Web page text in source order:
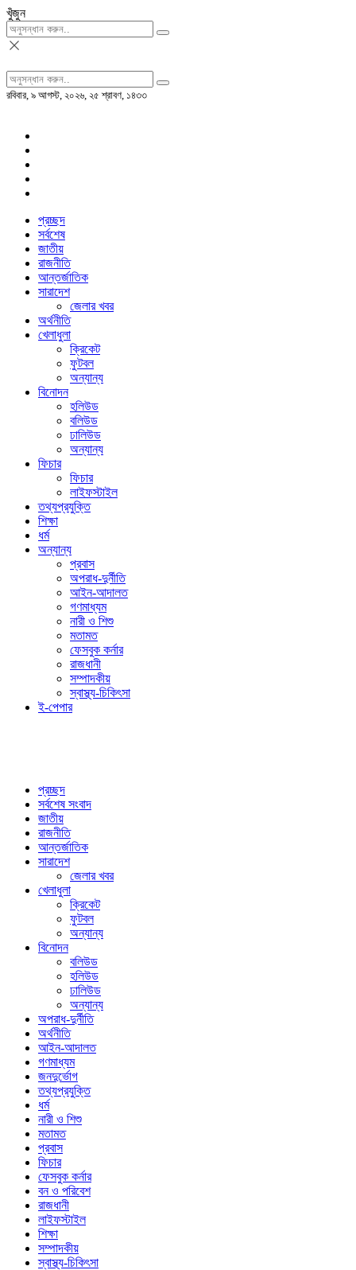
খুঁজুন
রবিবার, ৯ আগস্ট, ২০২৬, ২৫ শ্রাবণ, ১৪৩৩
প্রচ্ছদ
সর্বশেষ
জাতীয়
রাজনীতি
আন্তর্জাতিক
সারাদেশ
জেলার খবর
অর্থনীতি
খেলাধুলা
ক্রিকেট
ফুটবল
অন্যান্য
বিনোদন
হলিউড
বলিউড
ঢালিউড
অন্যান্য
ফিচার
ফিচার
লাইফস্টাইল
তথ্যপ্রযুক্তি
শিক্ষা
ধর্ম
অন্যান্য
প্রবাস
অপরাধ-দুর্নীতি
আইন-আদালত
গণমাধ্যম
নারী ও শিশু
মতামত
ফেসবুক কর্নার
রাজধানী
সম্পাদকীয়
স্বাস্থ্য-চিকিৎসা
ই-পেপার
প্রচ্ছদ
সর্বশেষ সংবাদ
জাতীয়
রাজনীতি
আন্তর্জাতিক
সারাদেশ
জেলার খবর
খেলাধুলা
ক্রিকেট
ফুটবল
অন্যান্য
বিনোদন
বলিউড
হলিউড
ঢালিউড
অন্যান্য
অপরাধ-দুর্নীতি
অর্থনীতি
আইন-আদালত
গণমাধ্যম
জনদুর্ভোগ
তথ্যপ্রযুক্তি
ধর্ম
নারী ও শিশু
মতামত
প্রবাস
ফিচার
ফেসবুক কর্নার
বন ও পরিবেশ
রাজধানী
লাইফস্টাইল
শিক্ষা
সম্পাদকীয়
স্বাস্থ্য-চিকিৎসা